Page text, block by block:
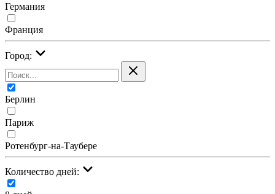
Германия
Франция
Город:
Берлин
Париж
Ротенбург-на-Таубере
Количество дней: